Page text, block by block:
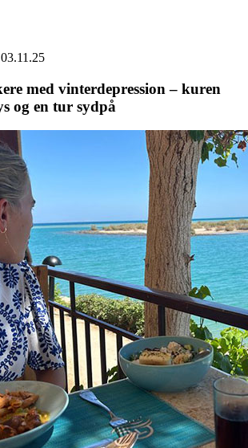
03.11.25
med vinterdepression – kuren
og en tur sydpå